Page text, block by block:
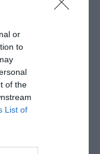
or
to
of the
List of